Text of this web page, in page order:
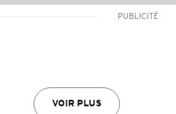
PUBLICITÉ
VOIR PLUS